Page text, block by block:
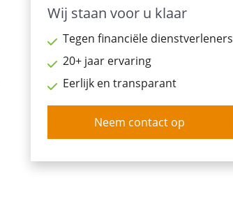
Wij staan voor u klaar
Tegen financiële dienstverleners
20+ jaar ervaring
Eerlijk en transparant
Neem contact op